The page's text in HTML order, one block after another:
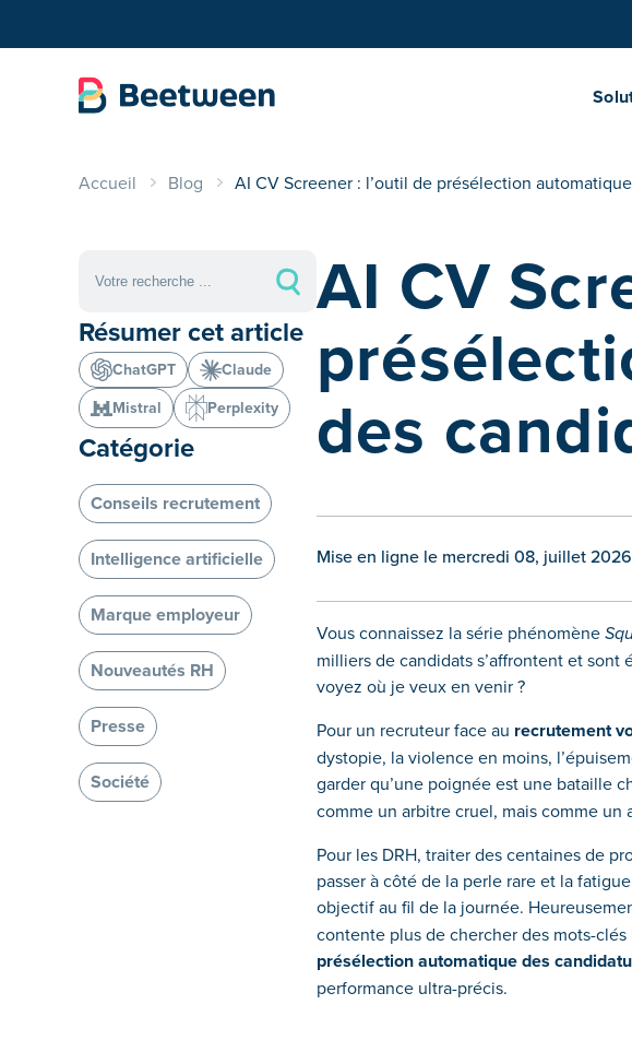
Accueil Blog AI CV Screener : l’outil de présélection
Résumer cet article
ChatGPT
Claude
Mistral
Perplexity
Catégorie
Conseils recrutement
Intelligence artificielle
Marque employeur
Nouveautés RH
Presse
Société
AI CV
des
Mise en ligne le mercredi 08, juillet 2026
Vous connaissez la série phénomène
milliers de candidats s’affrontent et
voyez où je veux en venir ?
Pour un recruteur face au recrutement
dystopie, la violence en moins,
garder qu’une poignée est une bataille
comme un arbitre cruel, mais comme un
Pour les DRH, traiter des centaines de
passer à côté de la perle rare et la
objectif au fil de la journée.
contente plus de chercher des mots-
présélection automatique des
performance ultra-précis.